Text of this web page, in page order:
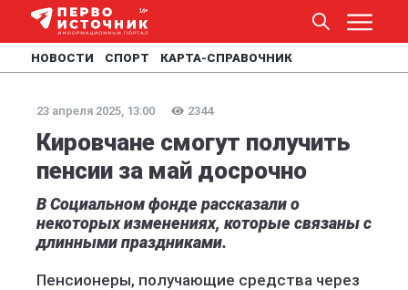
НОВОСТИ СПОРТ КАРТА-СПРАВОЧНИК
23 апреля 2025, 13:00 2344
Кировчане смогут получить
пенсии за май досрочно
В Социальном фонде рассказали о
некоторых изменениях, которые связаны с
длинными праздниками.
Пенсионеры, получающие средства через